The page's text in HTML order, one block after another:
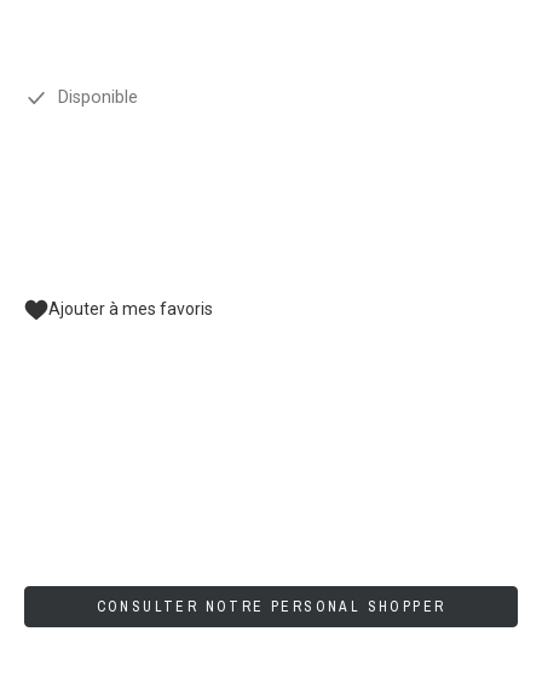
Disponible
Ajouter à mes favoris
CONSULTER NOTRE PERSONAL SHOPPER